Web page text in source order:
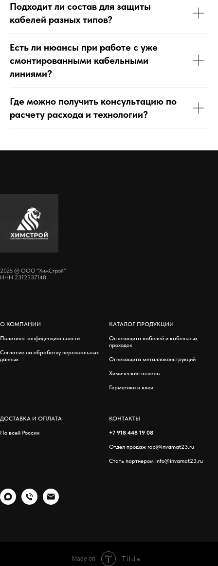
Подходит ли состав для защиты
кабелей разных типов?
Есть ли нюансы при работе с уже
смонтированными кабельными
линиями?
Где можно получить консультацию по
расчету расхода и технологии?
2026 © ООО "ХимСтрой"
ИНН 2312337148
О КОМПАНИИ
Политика конфиденциальности
Согласие на обработку персональных
данных
КАТАЛОГ ПРОДУКЦИИ
Огнезащита кабелей и кабельных
проходок
Огнезащита металлоконструкций
Химические анкеры
Герметики и клеи
ДОСТАВКА И ОПЛАТА
По всей России
КОНТАКТЫ
+7 918 448 19 08
Отдел продаж rop@invamat23.ru
Стать партнером info@invamat23.ru
Made on Tilda